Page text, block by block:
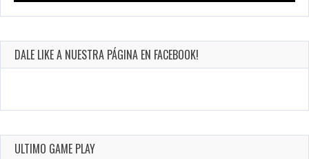
DALE LIKE A NUESTRA PÁGINA EN FACEBOOK!
ULTIMO GAME PLAY